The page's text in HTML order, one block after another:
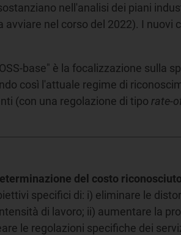
nell'analisi dei piani
avviare nel corso del 2022). I
base" è la focalizzazione sulla
così l'attuale regime di
(con una regolazione di tipo rate-
del costo riconosciuto
specifici di: i) eliminare le
di lavoro; ii) aumentare la
le regolazioni specifiche dei